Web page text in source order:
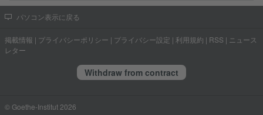
パソコン表示に戻る
掲載情報 | プライバシーポリシー | プライバシー設定 | 利用規約 | RSS | ニュース
レター
Withdraw from contract
© Goethe-Institut 2026